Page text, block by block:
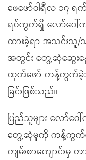
ဖေဖော်ဝါရီလ ၁၇
ရပ်ကွက်ရှိ လော်ဝေါ်က
ထားခဲ့ရာ အသင်းသူ/သာ
အတွင်း တွေ့ဆုံဆွေးနွ
ထုတ်ဖော် ကန့်ကွက်ခဲ့
ခြင်းဖြစ်သည်။
ပြည်သူများ လော်ဝေ
တွေ့ဆုံမှုကို ကန့်ကွက်က
ကျမ်းစာကျောင်း